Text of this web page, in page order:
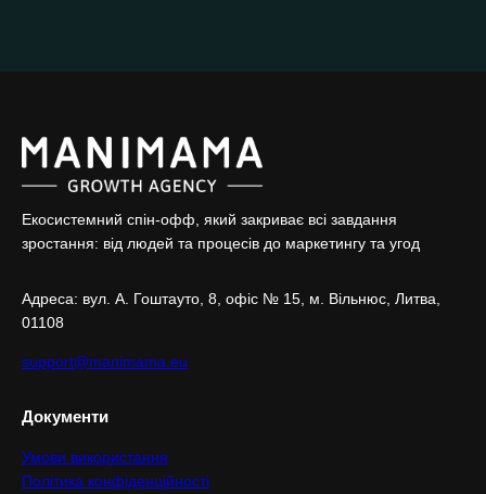
Екосистемний спін-офф, який закриває всі завдання
зростання: від людей та процесів до маркетингу та угод
Адреса: вул. А. Гоштaуто, 8, офіс № 15, м. Вільнюс, Литва,
01108
support@manimama.eu
Документи
Умови використання
Політика конфіденційності